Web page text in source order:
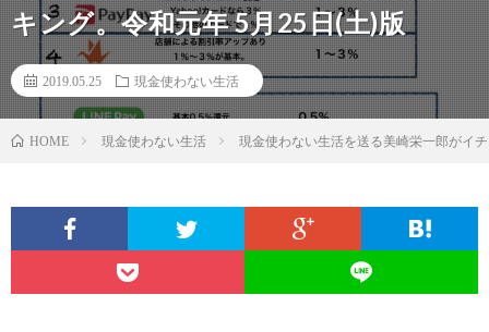
キング。令和元年 5月25日(土)版
2019.05.25 現金使わない生活
HOME 現金使わない生活 現金使わない生活を送る美崎栄一郎がイ